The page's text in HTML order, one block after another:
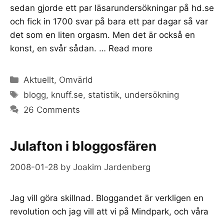
sedan gjorde ett par läsarundersökningar på hd.se
och fick in 1700 svar på bara ett par dagar så var
det som en liten orgasm. Men det är också en
konst, en svår sådan. … Read more
Categories
Aktuellt, Omvärld
Tags
blogg, knuff.se, statistik, undersökning
26 Comments
Julafton i bloggosfären
2008-01-28 by Joakim Jardenberg
Jag vill göra skillnad. Bloggandet är verkligen en
revolution och jag vill att vi på Mindpark, och våra